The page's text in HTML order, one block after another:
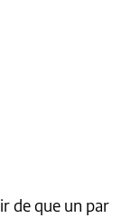
de que un par